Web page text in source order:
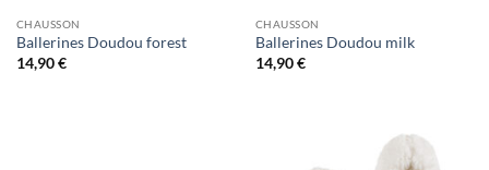
CHAUSSON
Ballerines Doudou forest
14,90€
CHAUSSON
Ballerines Doudou milk
14,90€